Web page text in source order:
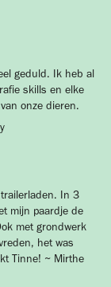
geduld. Ik heb al
skills en elke
onze dieren.
In 3
mijn paardje de
met grondwerk
het was
Tinne! ~ Mirthe